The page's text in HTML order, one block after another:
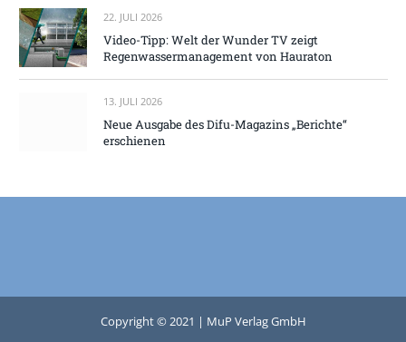
22. JULI 2026
Video-Tipp: Welt der Wunder TV zeigt
Regenwassermanagement von Hauraton
13. JULI 2026
Neue Ausgabe des Difu-Magazins „Berichte“
erschienen
Copyright © 2021 | MuP Verlag GmbH